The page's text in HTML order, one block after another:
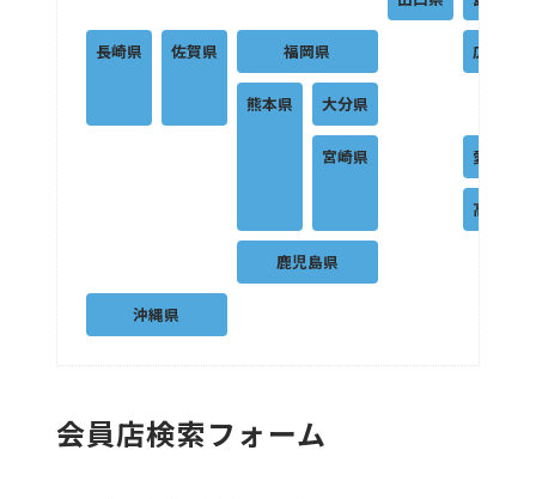
長崎県 佐賀県 福岡県 広島県
熊本県 大分県
宮崎県 愛媛県
高知県
鹿児島県
沖縄県
会員店検索フォーム